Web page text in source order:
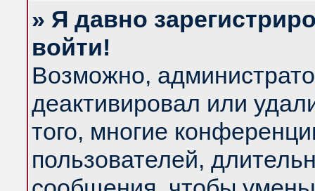
» Я давно
войти!
Возможно,
деактивировал или
того, многие
пользователей,